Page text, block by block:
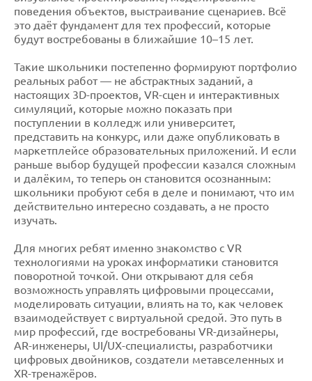
поведения объектов, выстраивание сценариев. Всё
это даёт фундамент для тех профессий, которые
будут востребованы в ближайшие 10–15 лет.
Такие школьники постепенно формируют портфолио
реальных работ — не абстрактных заданий, а
настоящих 3D-проектов, VR-сцен и интерактивных
симуляций, которые можно показать при
поступлении в колледж или университет,
представить на конкурс, или даже опубликовать в
маркетплейсе образовательных приложений. И если
раньше выбор будущей профессии казался сложным
и далёким, то теперь он становится осознанным:
школьники пробуют себя в деле и понимают, что им
действительно интересно создавать, а не просто
изучать.
Для многих ребят именно знакомство с VR
технологиями на уроках информатики становится
поворотной точкой. Они открывают для себя
возможность управлять цифровыми процессами,
моделировать ситуации, влиять на то, как человек
взаимодействует с виртуальной средой. Это путь в
мир профессий, где востребованы VR-дизайнеры,
AR-инженеры, UI/UX-специалисты, разработчики
цифровых двойников, создатели метавселенных и
XR-тренажёров.